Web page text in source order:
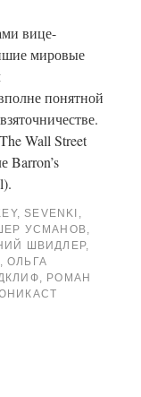
вице-
мировые
понятной
Wall Street
Barron’s
, SEVENKI ,
УСМАНОВ,
ШВИДЛЕР,
,ОЛЬГА
, РОМАН